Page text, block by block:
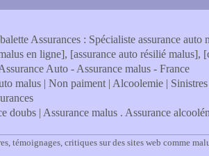
Assurances : Spécialiste assurance
en ligne], [assurance auto résilié
Auto - Assurance malus - France
malus | Non paiment | Alcoolemie | Sinistres
doubs | Assurance malus . Assurance
témoignages, critiques sur des sites web comme